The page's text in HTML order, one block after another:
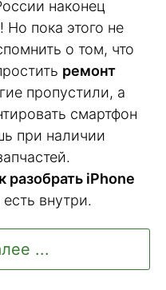
наконец
Но пока этого не
о том, что
ремонт
пропустили, а
смартфон
при наличии
разобрать iPhone
внутри.
...